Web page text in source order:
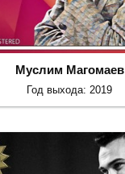
Муслим Магомаев
Год выхода: 2019